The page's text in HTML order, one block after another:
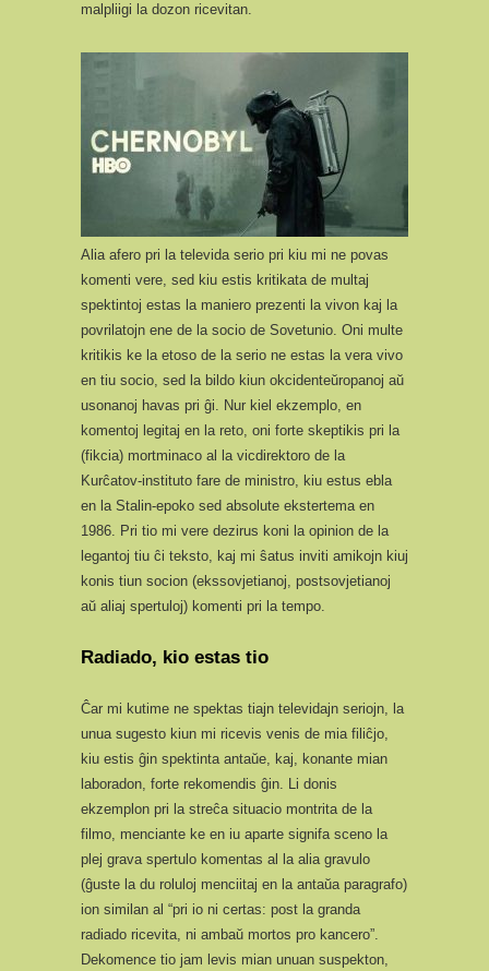
malpliigi la dozon ricevitan.
Alia afero pri la televida serio pri kiu mi ne povas
komenti vere, sed kiu estis kritikata de multaj
spektintoj estas la maniero prezenti la vivon kaj la
povrilatojn ene de la socio de Sovetunio. Oni multe
kritikis ke la etoso de la serio ne estas la vera vivo
en tiu socio, sed la bildo kiun okcidenteŭropanoj aŭ
usonanoj havas pri ĝi. Nur kiel ekzemplo, en
komentoj legitaj en la reto, oni forte skeptikis pri la
(fikcia) mortminaco al la vicdirektoro de la
Kurĉatov-instituto fare de ministro, kiu estus ebla
en la Stalin-epoko sed absolute ekstertema en
1986. Pri tio mi vere dezirus koni la opinion de la
legantoj tiu ĉi teksto, kaj mi ŝatus inviti amikojn kiuj
konis tiun socion (ekssovjetianoj, postsovjetianoj
aŭ aliaj spertuloj) komenti pri la tempo.
Radiado, kio estas tio
Ĉar mi kutime ne spektas tiajn televidajn seriojn, la
unua sugesto kiun mi ricevis venis de mia filiĉjo,
kiu estis ĝin spektinta antaŭe, kaj, konante mian
laboradon, forte rekomendis ĝin. Li donis
ekzemplon pri la streĉa situacio montrita de la
filmo, menciante ke en iu aparte signifa sceno la
plej grava spertulo komentas al la alia gravulo
(ĝuste la du roluloj menciitaj en la antaŭa paragrafo)
ion similan al “pri io ni certas: post la granda
radiado ricevita, ni ambaŭ mortos pro kancero”.
Dekomence tio jam levis mian unuan suspekton,